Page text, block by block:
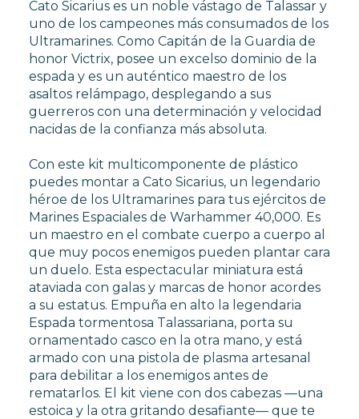
DADOS
REVISTA WHITE DWARF
FIGURAS JOY TOY WARHAMMER
SETS Y GUÍAS DE INICIO
CARTAS TCG
MERCHANDISING
JUEGOS
OUTLET
Cato Sicarius es un noble vástago de Talassar y
uno de los campeones más consumados de los
Ultramarines. Como Capitán de la Guardia de
honor Victrix, posee un excelso dominio de la
espada y es un auténtico maestro de los
asaltos relámpago, desplegando a sus
guerreros con una determinación y velocidad
nacidas de la confianza más absoluta.
Con este kit multicomponente de plástico
puedes montar a Cato Sicarius, un legendario
héroe de los Ultramarines para tus ejércitos de
Marines Espaciales de Warhammer 40,000. Es
un maestro en el combate cuerpo a cuerpo al
que muy pocos enemigos pueden plantar cara
un duelo. Esta espectacular miniatura está
ataviada con galas y marcas de honor acordes
a su estatus. Empuña en alto la legendaria
Espada tormentosa Talassariana, porta su
ornamentado casco en la otra mano, y está
armado con una pistola de plasma artesanal
para debilitar a los enemigos antes de
rematarlos. El kit viene con dos cabezas —una
estoica y la otra gritando desafiante— que te